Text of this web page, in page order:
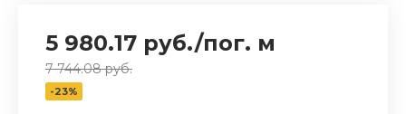
5 980.17 руб./пог. м
7 744.08 руб.
-23%